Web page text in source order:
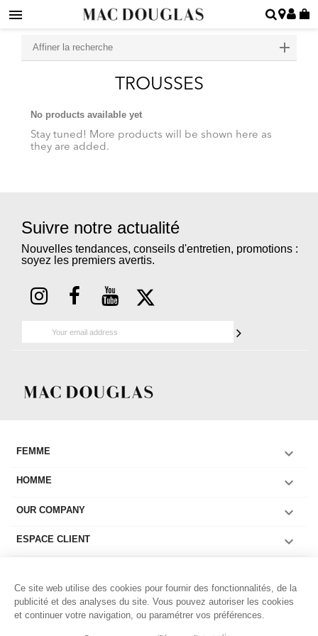
Affiner la recherche
TROUSSES
No products available yet
Stay tuned! More products will be shown here as
they are added.
Suivre notre actualité
Nouvelles tendances, conseils d'entretien, promotions :
soyez les premiers avertis.
FEMME 
HOMME 
OUR COMPANY 
ESPACE CLIENT 
COLLECTIONS HOMME 
Ce site web utilise des cookies pour fournir des fonctionnalités, de la
publicité et des analyses du site. Vous pouvez autoriser les cookies
et continuer votre navigation, ou paramétrer vos préférences.